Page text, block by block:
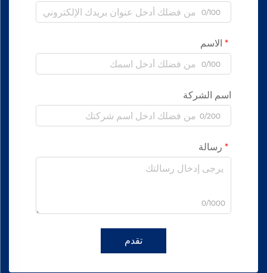
0/100
الاسم
0/100
اسم الشركة
0/200
رسالة
0/1000
تقدم